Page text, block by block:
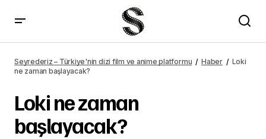
Seyrederiz – Türkiye'nin dizi film ve anime platformu Haber
Loki
ne zaman başlayacak?
Loki ne zaman
başlayacak?